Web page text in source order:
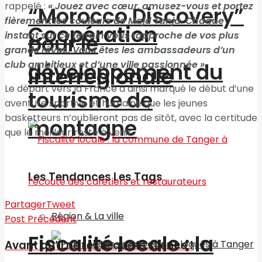
“Morocco Discovery”
pour le
développement du
tourisme de
montagne
Les Tendances Les Tags
Région & La ville
Coopération
interrégionale
Fiscalité locale : la
rappelé : « Jouez avec cœur, amusez-vous et portez
fièrement les couleurs de Majd Tanja. Chaque
instant sur ce terrain vous rapproche de vos plus
grands rêves. Vous êtes les ambassadeurs d’un
club ambitieux et d’une ville passionnée ».
Le départ vers la France a ainsi marqué le début d’une
aventure sportive et humaine que les jeunes
basketteurs n’oublieront pas de sitôt, avec la certitude
que le meilleur reste à venir.
PartagerTweet
Post Précédent
Avant qu’il ne reste que le silence !